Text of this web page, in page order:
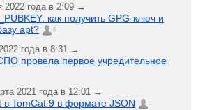
2022 года в 2:09 →
как получить GPG-ключ и
apt?
6
года в 8:31 →
провела первое учредительное
2021 года в 12:01 →
в TomCat 9 в формате JSON 1